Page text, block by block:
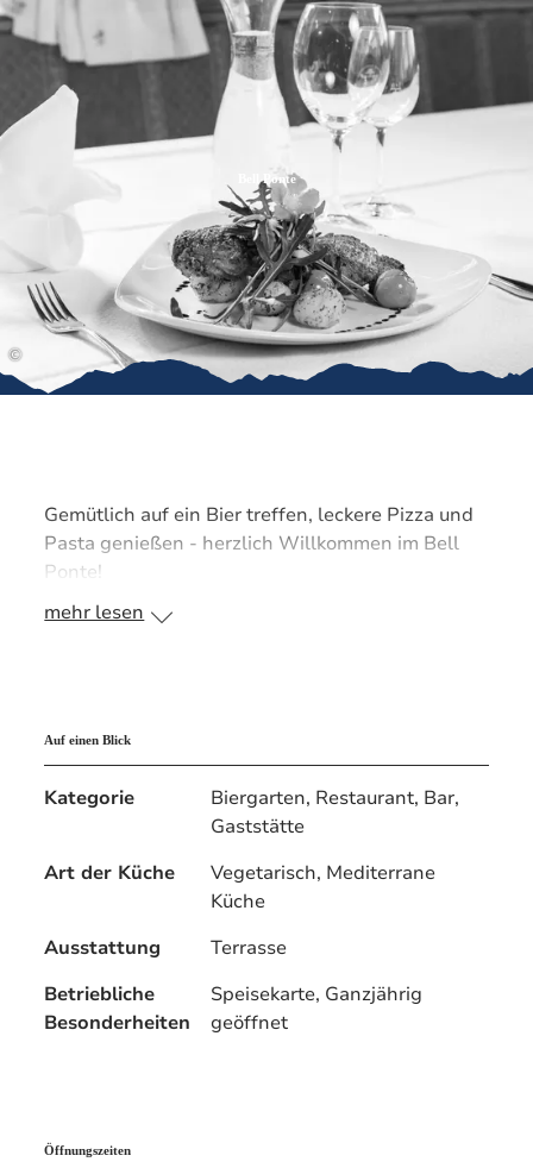
Zum
Inhalt
Zur
Suche
Zum
Footer
©
Bell Ponte
Gemütlich auf ein Bier treffen, leckere Pizza und
Pasta genießen - herzlich Willkommen im Bell
Ponte!
mehr lesen
Auf einen Blick
Kategorie
Biergarten, Restaurant, Bar,
Gaststätte
Art der Küche
Vegetarisch, Mediterrane
Küche
Ausstattung
Terrasse
Betriebliche
Besonderheiten
Speisekarte, Ganzjährig
geöffnet
Öffnungszeiten